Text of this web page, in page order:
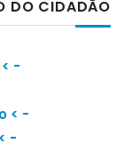
DO CIDADÃO
-
< -
< -